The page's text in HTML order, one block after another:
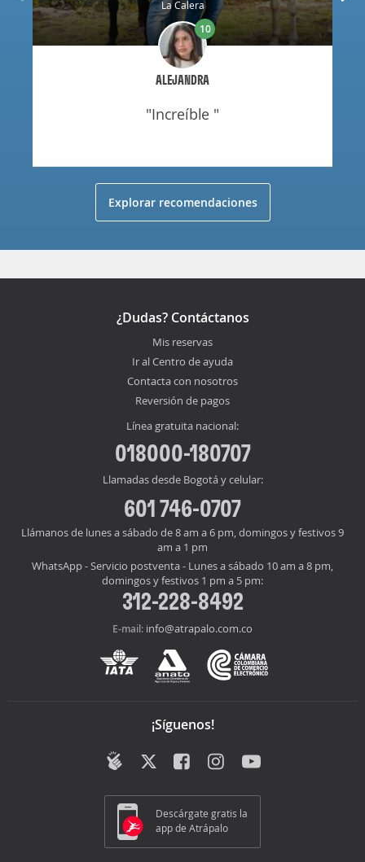
La Calera
ALEJANDRA
10
"increíble "
Explorar recomendaciones
¿Dudas? Contáctanos
Mis reservas
Ir al Centro de ayuda
Contacta con nosotros
Reversión de pagos
Línea gratuita nacional:
018000-180707
Llamadas desde Bogotá y celular:
601 746-0707
Llámanos de lunes a sábado de 8 am a 6 pm, domingos y festivos 9
am a 1 pm
WhatsApp - Servicio postventa - Lunes a sábado 10 am a 8 pm,
domingos y festivos 1 pm a 5 pm:
312-228-8492
E-mail: info@atrapalo.com.co
¡Síguenos!
Descárgate gratis la
app de Atrápalo